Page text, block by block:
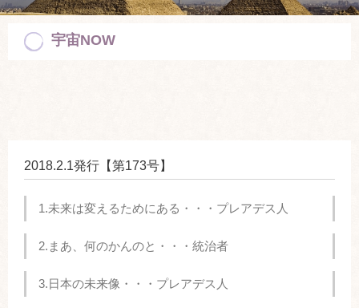
宇宙NOW
2018.2.1発行【第173号】
1.未来は変えるためにある・・・プレアデス人
2.まあ、何のかんのと・・・統治者
3.日本の未来像・・・プレアデス人